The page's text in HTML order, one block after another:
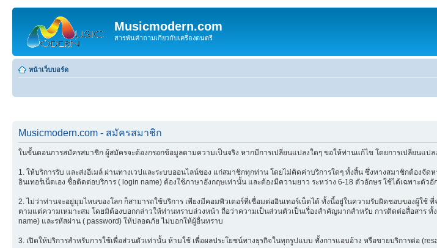
Musicmodern.com
สารพันคำถามเกี่ยวกับเครื่องดนตรี
หน้าเว็บบอร์ด
Musicmodern.com - สมัครสมาชิก
ในขั้นตอนการสมัครสมาชิก ผู้สมัครจะต้องกรอกข้อมูลตามความเป็นจริง หากมีการเปลี่ยนแปลงใดๆ ขอให้ท่านแก้ไข โดยการเปลี่ยนแป
1. ให้บริการรับ และส่งอีเมล์ ผ่านทางเวปและระบบออนไลน์ของ แก่สมาชิกทุกท่าน โดยไม่คิดค่าบริการใดๆ ทั้งสิ้น ซึ่งทางสมาชิกต้อง
อินเทอร์เน็ตเอง ชื่อติดต่อบริการ ( login name) ต้องใช้ภาษาอังกฤษเท่านั้น และต้องมีความยาว ระหว่าง 6-18 ตัวอักษร ใช้ได้เฉพาะตัวอั
2. ไม่ว่าท่านจะอยู่มุมไหนของโลก ก็สามารถใช้บริการ เพียงมีคอมพิวเตอร์ที่เชื่อมต่ออินเทอร์เน็ตได้ ทั้งนี้อยู่ในความรับผิดชอบของผู้ใ
ตามแต่ความเหมาะสม โดยมิต้องบอกกล่าวให้ท่านทราบล่วงหน้า ถือว่าความเป็นส่วนตัวเป็นเรื่องสำคัญมากสำหรับ การติดต่อสื่อสาร
name) และรหัสผ่าน ( password) ให้ปลอดภัย ไม่บอกให้ผู้อื่นทราบ
3. เปิดให้บริการสำหรับการใช้เพื่อส่วนตัวเท่านั้น ห้ามใช้ เพื่อผลประโยชน์ทางธุรกิจในทุกรูปแบบ ทั้งการแอบอ้าง หรือขายบริการต่อ